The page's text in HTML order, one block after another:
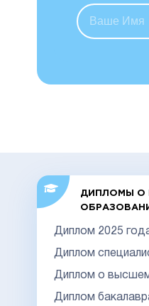
ДИПЛОМЫ О
Диплом 2025
Диплом
Диплом о
Диплом